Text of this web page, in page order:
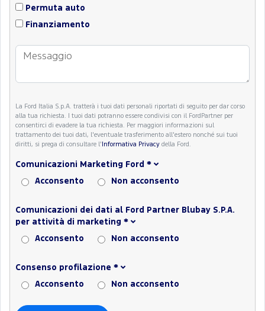
Permuta auto
Finanziamento
La Ford Italia S.p.A. tratterà i tuoi dati personali riportati di seguito per dar corso
alla tua richiesta. I tuoi dati potranno essere condivisi con il FordPartner per
consentirci di evadere la tua richiesta. Per maggiori informazioni sul
trattamento dei tuoi dati, l'eventuale trasferimento all'estero nonché sui tuoi
diritti, si prega di consultare l' Informativa Privacy della Ford.
Comunicazioni Marketing Ford *
Acconsento Non acconsento
Comunicazioni dei dati al Ford Partner Blubay S.P.A.
per attività di marketing *
Acconsento Non acconsento
Consenso profilazione *
Acconsento Non acconsento